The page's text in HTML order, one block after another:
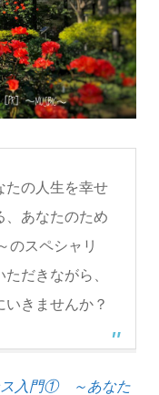
たの人生を幸せ
、あなたのため
のスペシャリ
だきながら、
きませんか？
ス入門① ～あなた